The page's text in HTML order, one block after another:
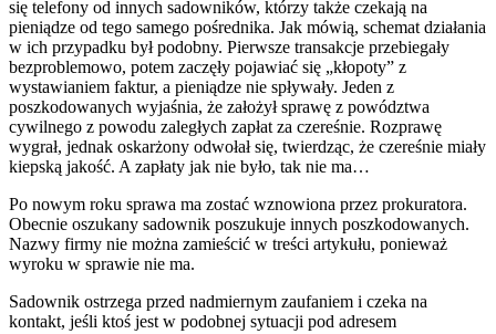
się telefony od innych sadowników, którzy także czekają na
pieniądze od tego samego pośrednika. Jak mówią, schemat działania
w ich przypadku był podobny. Pierwsze transakcje przebiegały
bezproblemowo, potem zaczęły pojawiać się „kłopoty” z
wystawianiem faktur, a pieniądze nie spływały. Jeden z
poszkodowanych wyjaśnia, że założył sprawę z powództwa
cywilnego z powodu zaległych zapłat za czereśnie. Rozprawę
wygrał, jednak oskarżony odwołał się, twierdząc, że czereśnie miały
kiepską jakość. A zapłaty jak nie było, tak nie ma…
Po nowym roku sprawa ma zostać wznowiona przez prokuratora.
Obecnie oszukany sadownik poszukuje innych poszkodowanych.
Nazwy firmy nie można zamieścić w treści artykułu, ponieważ
wyroku w sprawie nie ma.
Sadownik ostrzega przed nadmiernym zaufaniem i czeka na
kontakt, jeśli ktoś jest w podobnej sytuacji pod adresem